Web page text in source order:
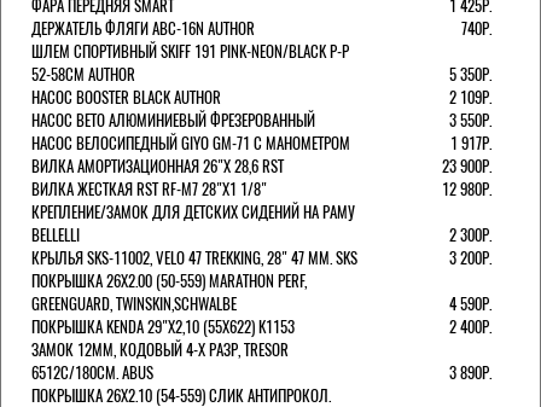
ФАРА ПЕРЕДНЯЯ SMART
1 425Р.
ДЕРЖАТЕЛЬ ФЛЯГИ ABC-16N AUTHOR
740Р.
ШЛЕМ СПОРТИВНЫЙ SKIFF 191 PINK-NEON/BLACK Р-Р
52-58СМ AUTHOR
5 350Р.
НАСОС BOOSTER BLACK AUTHOR
2 109Р.
НАСОС BETO АЛЮМИНИЕВЫЙ ФРЕЗЕРОВАННЫЙ
3 550Р.
НАСОС ВЕЛОСИПЕДНЫЙ GIYO GM-71 С МАНОМЕТРОМ
1 917Р.
ВИЛКА АМОРТИЗАЦИОННАЯ 26"Х 28,6 RST
23 900Р.
ВИЛКА ЖЕСТКАЯ RST RF-M7 28"Х1 1/8"
12 980Р.
КРЕПЛЕНИЕ/ЗАМОК ДЛЯ ДЕТСКИХ СИДЕНИЙ НА РАМУ
BELLELLI
2 300Р.
КРЫЛЬЯ SKS-11002, VELO 47 TREKKING, 28" 47 ММ. SKS
3 200Р.
ПОКРЫШКА 26X2.00 (50-559) MARATHON PERF,
GREENGUARD, TWINSKIN,SCHWALBE
4 590Р.
ПОКРЫШКА KENDA 29"Х2,10 (55X622) K1153
2 400Р.
ЗАМОК 12ММ, КОДОВЫЙ 4-Х РАЗР, TRESOR
6512C/180СМ. ABUS
3 890Р.
ПОКРЫШКА 26X2.10 (54-559) СЛИК АНТИПРОКОЛ.